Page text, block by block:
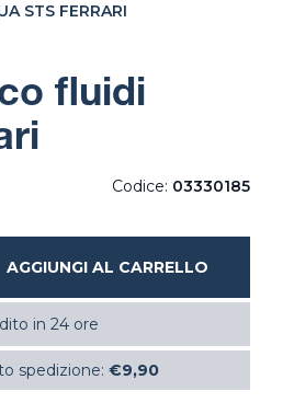
STS FERRARI
fluidi
Codice: 03330185
AGGIUNGI AL CARRELLO
in 24 ore
spedizione: €9,90